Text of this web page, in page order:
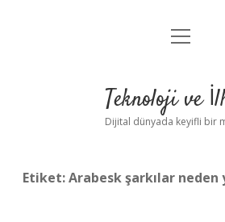
Anasayfa
Yasal Uyarı
menüyü
Teknoloji ve
Dijital dünyada keyifli bir
Etiket:Arabesk şarkılar neden